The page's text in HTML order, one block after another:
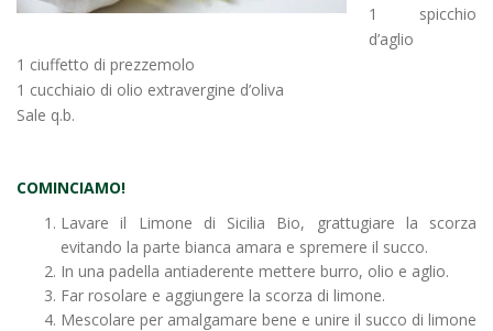
1 spicchio
d’aglio
1 ciuffetto di prezzemolo
1 cucchiaio di olio extravergine d’oliva
Sale q.b.
COMINCIAMO!
Lavare il Limone di Sicilia Bio, grattugiare la scorza
evitando la parte bianca amara e spremere il succo.
In una padella antiaderente mettere burro, olio e aglio.
Far rosolare e aggiungere la scorza di limone.
Mescolare per amalgamare bene e unire il succo di limone